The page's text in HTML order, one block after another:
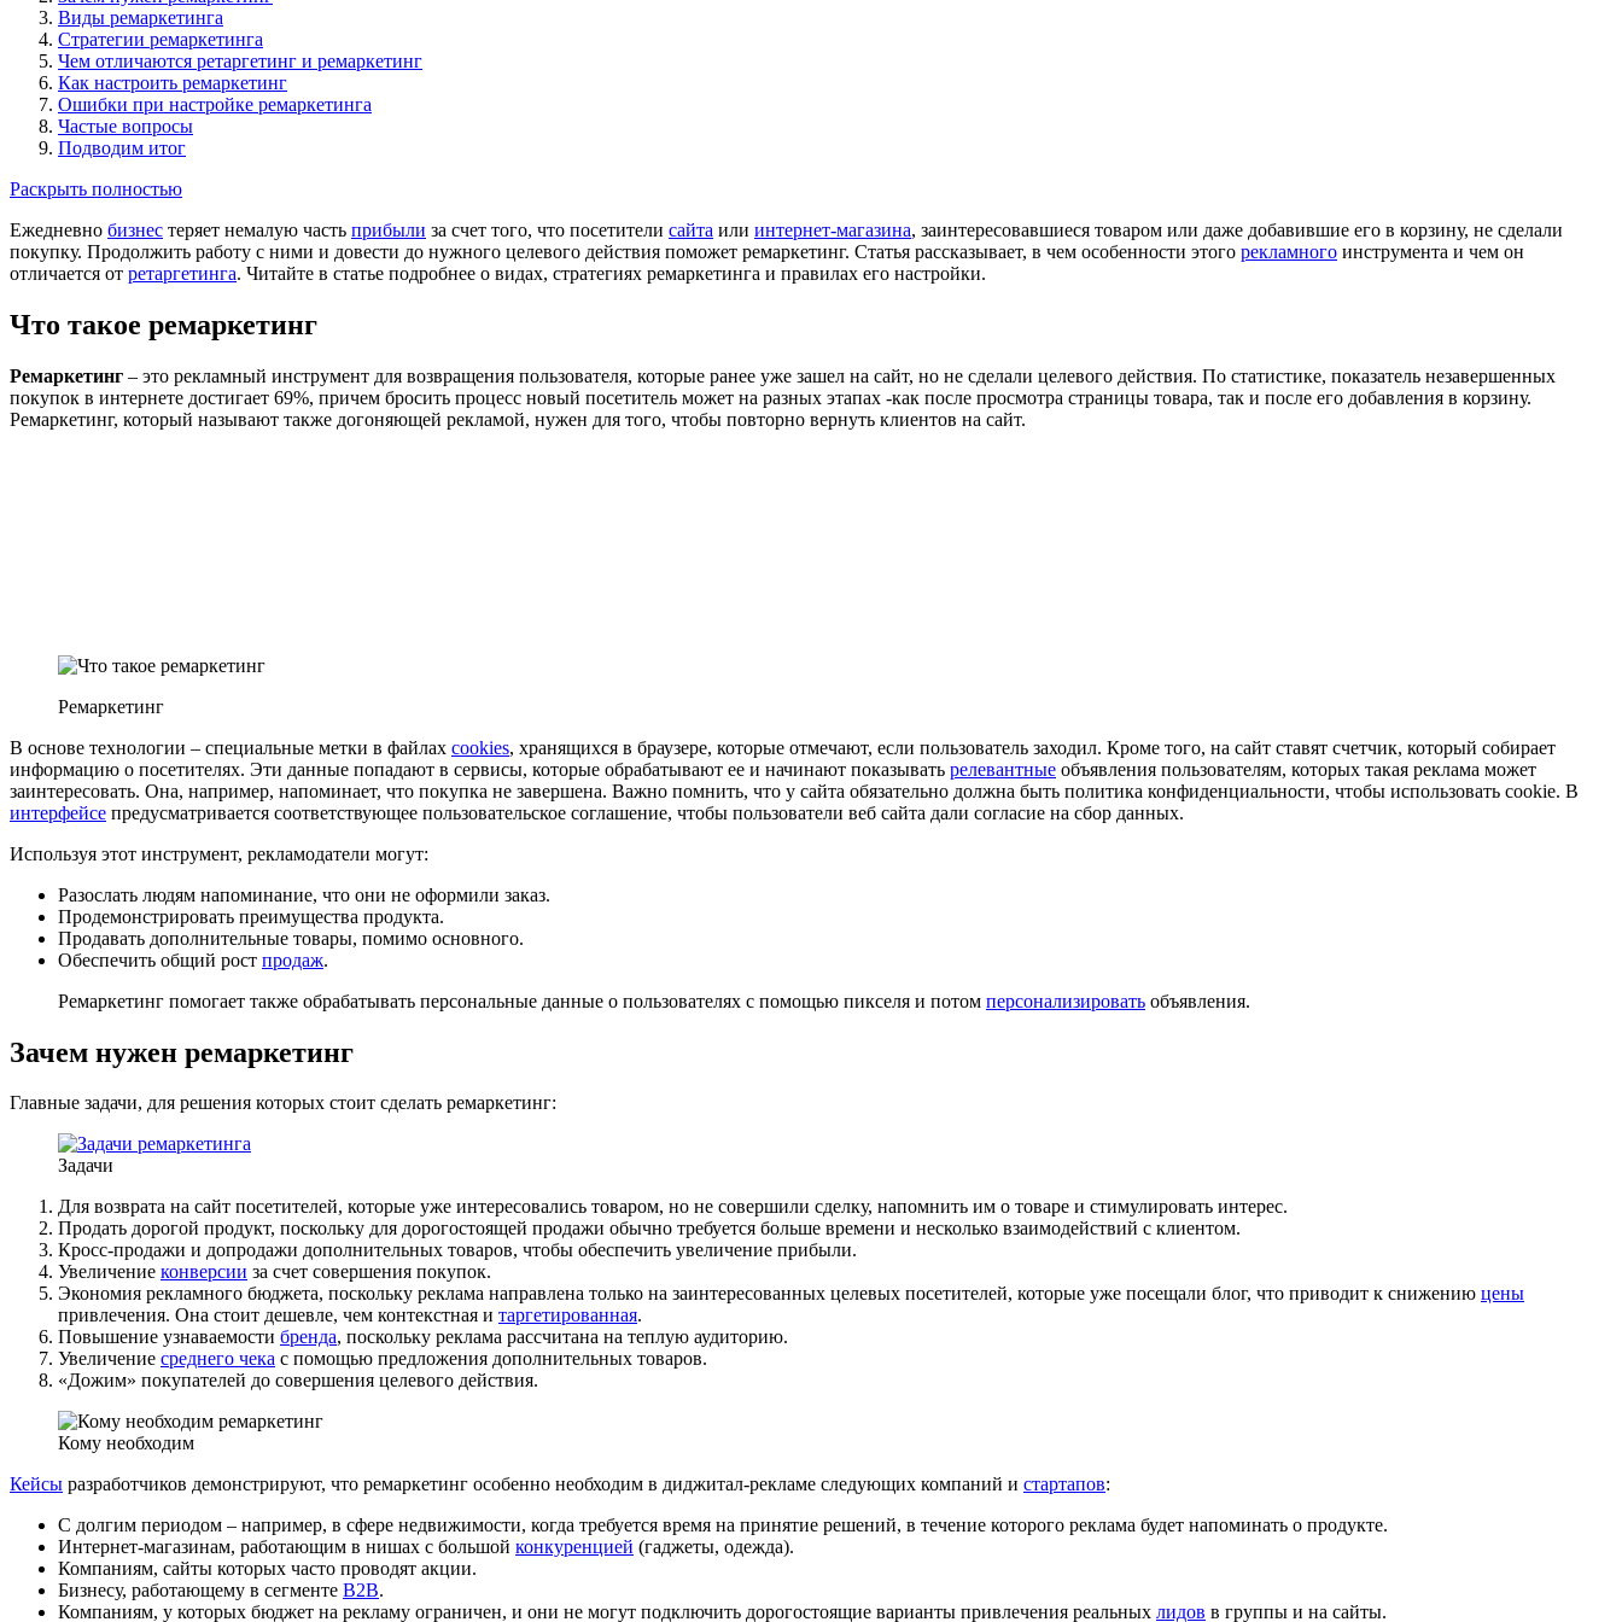
Виды ремаркетинга
Стратегии ремаркетинга
Чем отличаются ретаргетинг и ремаркетинг
Как настроить ремаркетинг
Ошибки при настройке ремаркетинга
Частые вопросы
Подводим итог
Раскрыть полностью
Ежедневно бизнес теряет немалую часть прибыли за счет того, что посетители сайта или интернет-магазина, заинтересовавшиеся товаром или даже добавившие его в корзину, не сделали
покупку. Продолжить работу с ними и довести до нужного целевого действия поможет ремаркетинг. Статья рассказывает, в чем особенности этого рекламного инструмента и чем он
отличается от ретаргетинга. Читайте в статье подробнее о видах, стратегиях ремаркетинга и правилах его настройки.
Что такое ремаркетинг
Ремаркетинг – это рекламный инструмент для возвращения пользователя, которые ранее уже зашел на сайт, но не сделали целевого действия. По статистике, показатель незавершенных
покупок в интернете достигает 69%, причем бросить процесс новый посетитель может на разных этапах -как после просмотра страницы товара, так и после его добавления в корзину.
Ремаркетинг, который называют также догоняющей рекламой, нужен для того, чтобы повторно вернуть клиентов на сайт.
Ремаркетинг
В основе технологии – специальные метки в файлах cookies, хранящихся в браузере, которые отмечают, если пользователь заходил. Кроме того, на сайт ставят счетчик, который собирает
информацию о посетителях. Эти данные попадают в сервисы, которые обрабатывают ее и начинают показывать релевантные объявления пользователям, которых такая реклама может
заинтересовать. Она, например, напоминает, что покупка не завершена. Важно помнить, что у сайта обязательно должна быть политика конфиденциальности, чтобы использовать cookie. В
интерфейсе предусматривается соответствующее пользовательское соглашение, чтобы пользователи веб сайта дали согласие на сбор данных.
Используя этот инструмент, рекламодатели могут:
Разослать людям напоминание, что они не оформили заказ.
Продемонстрировать преимущества продукта.
Продавать дополнительные товары, помимо основного.
Обеспечить общий рост продаж.
Ремаркетинг помогает также обрабатывать персональные данные о пользователях с помощью пикселя и потом персонализировать объявления.
Зачем нужен ремаркетинг
Главные задачи, для решения которых стоит сделать ремаркетинг:
Задачи
Для возврата на сайт посетителей, которые уже интересовались товаром, но не совершили сделку, напомнить им о товаре и стимулировать интерес.
Продать дорогой продукт, поскольку для дорогостоящей продажи обычно требуется больше времени и несколько взаимодействий с клиентом.
Кросс-продажи и допродажи дополнительных товаров, чтобы обеспечить увеличение прибыли.
Увеличение конверсии за счет совершения покупок.
Экономия рекламного бюджета, поскольку реклама направлена только на заинтересованных целевых посетителей, которые уже посещали блог, что приводит к снижению цены
привлечения. Она стоит дешевле, чем контекстная и таргетированная.
Повышение узнаваемости бренда, поскольку реклама рассчитана на теплую аудиторию.
Увеличение среднего чека с помощью предложения дополнительных товаров.
«Дожим» покупателей до совершения целевого действия.
Кому необходим
Кейсы разработчиков демонстрируют, что ремаркетинг особенно необходим в диджитал-рекламе следующих компаний и стартапов:
С долгим периодом – например, в сфере недвижимости, когда требуется время на принятие решений, в течение которого реклама будет напоминать о продукте.
Интернет-магазинам, работающим в нишах с большой конкуренцией (гаджеты, одежда).
Компаниям, сайты которых часто проводят акции.
Бизнесу, работающему в сегменте B2B.
Компаниям, у которых бюджет на рекламу ограничен, и они не могут подключить дорогостоящие варианты привлечения реальных лидов в группы и на сайты.